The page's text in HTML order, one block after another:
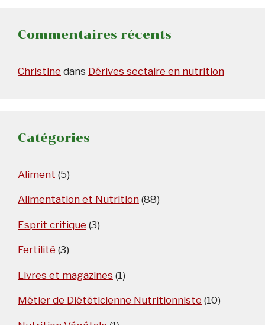
Commentaires récents
Christine dans Dérives sectaire en nutrition
Catégories
Aliment (5)
Alimentation et Nutrition (88)
Esprit critique (3)
Fertilité (3)
Livres et magazines (1)
Métier de Diététicienne Nutritionniste (10)